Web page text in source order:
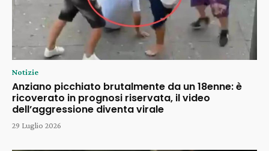
Notizie
Anziano picchiato brutalmente da un 18enne: è
ricoverato in prognosi riservata, il video
dell’aggressione diventa virale
29 Luglio 2026